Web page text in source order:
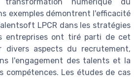
numérique du
exemples démontrent l'efficacité
LPCR dans les stratégies
entreprises ont tiré parti de cet
divers aspects du recrutement,
l'engagement des talents et la
compétences. Les études de cas